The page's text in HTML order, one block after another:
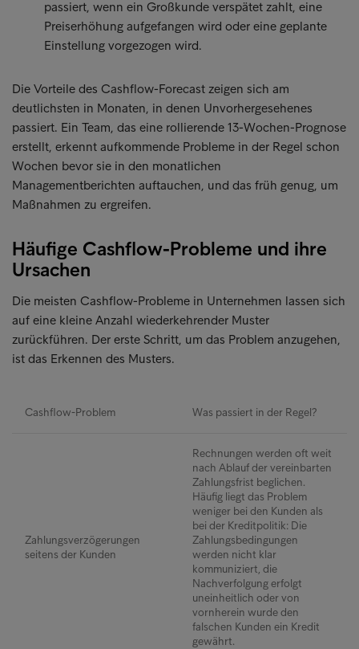
passiert, wenn ein Großkunde verspätet zahlt, eine
Preiserhöhung aufgefangen wird oder eine geplante
Einstellung vorgezogen wird.
Die Vorteile des Cashflow-Forecast zeigen sich am
deutlichsten in Monaten, in denen Unvorhergesehenes
passiert. Ein Team, das eine rollierende 13-Wochen-Prognose
erstellt, erkennt aufkommende Probleme in der Regel schon
Wochen bevor sie in den monatlichen
Managementberichten auftauchen, und das früh genug, um
Maßnahmen zu ergreifen.
Häufige Cashflow-Probleme und ihre
Ursachen
Die meisten Cashflow-Probleme in Unternehmen lassen sich
auf eine kleine Anzahl wiederkehrender Muster
zurückführen. Der erste Schritt, um das Problem anzugehen,
ist das Erkennen des Musters.
Cashflow-Problem Was passiert in der Regel?
Zahlungsverzögerungen
seitens der Kunden
Rechnungen werden oft weit
nach Ablauf der vereinbarten
Zahlungsfrist beglichen.
Häufig liegt das Problem
weniger bei den Kunden als
bei der Kreditpolitik: Die
Zahlungsbedingungen
werden nicht klar
kommuniziert, die
Nachverfolgung erfolgt
uneinheitlich oder von
vornherein wurde den
falschen Kunden ein Kredit
gewährt.